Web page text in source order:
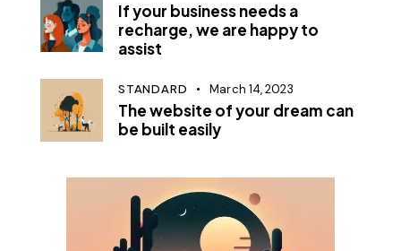
If your business needs a
recharge, we are happy to
assist
STANDARD March 14, 2023
The website of your dream can
be built easily